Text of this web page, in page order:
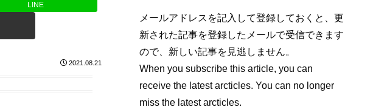
LINE
2021.08.21
メールアドレスを記入して登録しておくと、更
新された記事を登録したメールで受信できます
ので、新しい記事を見逃しません。
When you subscribe this article, you can
receive the latest arcticles. You can no longer
miss the latest arcticles.